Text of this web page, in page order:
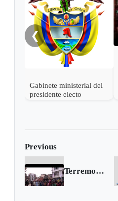
❮
Gabinete ministerial del
presidente electo
Previous
Terremoto estremece a Nepal, los muertos podrían ser miles